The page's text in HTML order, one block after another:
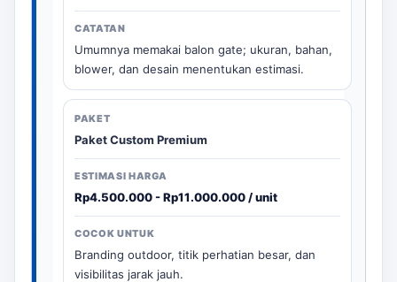
Umumnya memakai balon gate; ukuran, bahan,
blower, dan desain menentukan estimasi.
Paket Custom Premium
Rp4.500.000 - Rp11.000.000 / unit
Branding outdoor, titik perhatian besar, dan
visibilitas jarak jauh.